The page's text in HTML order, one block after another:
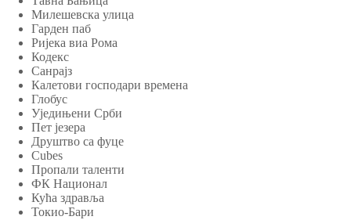
Милешевска улица
Гарден паб
Ријека виа Рома
Кодекс
Санрајз
Калетови господари времена
Глобус
Уједињени Срби
Пет језера
Друштво са фуце
Cubes
Пропали таленти
ФК Национал
Кућа здравља
Токио-Бари